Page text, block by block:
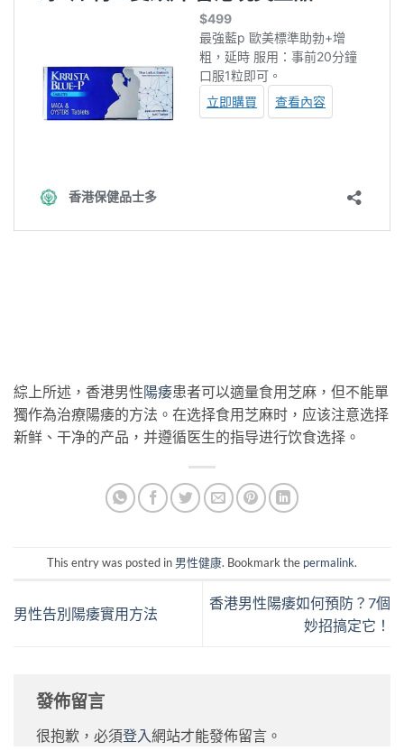
綜上所述，香港男性陽痿患者可以適量食用芝麻，但不能單
獨作為治療陽痿的方法。在选择食用芝麻时，应该注意选择
新鲜、干净的产品，并遵循医生的指导进行饮食选择。
This entry was posted in 男性健康. Bookmark the permalink.
男性告別陽痿實用方法
香港男性陽痿如何預防？7個
妙招搞定它！
發佈留言
很抱歉，必須登入 網站才能發佈留言。